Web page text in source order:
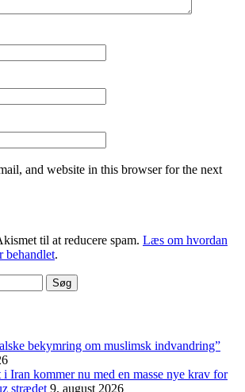
and website in this browser for the next
til at reducere spam. Læs om hvordan
behandlet.
bekymring om muslimsk indvandring”
Iran kommer nu med en masse nye krav for
strædet 9. august 2026